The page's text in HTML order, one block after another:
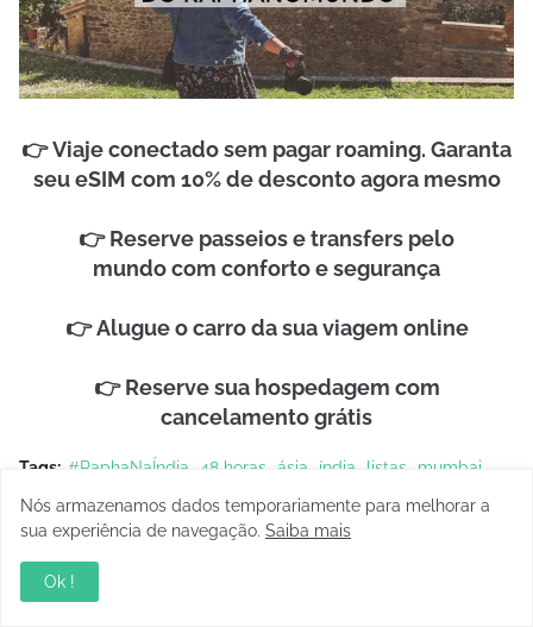
👉Viaje conectado sem pagar roaming. Garanta
seu eSIM com 10% de desconto agora mesmo
👉Reserve passeios e transfers pelo
mundocom conforto e segurança
👉Alugue o carroda sua viagem online
👉Reserve sua hospedagem com
cancelamento grátis
Tags: #RaphaNaÍndia 48 horas ásia índia listas
mumbai
passear
top 10
Nós armazenamos dados temporariamente para melhorar a
sua experiência de navegação. Saiba mais
Ok !